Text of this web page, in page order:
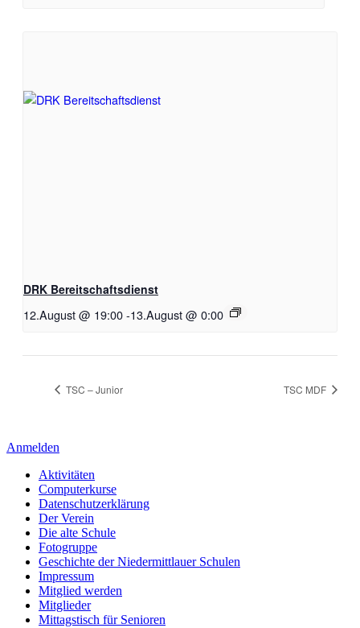
DRK Bereitschaftsdienst
12.August @ 19:00-13.August @ 0:00
TSC – Junior TSC MDF
Anmelden
Aktivitäten
Computerkurse
Datenschutzerklärung
Der Verein
Die alte Schule
Fotogruppe
Geschichte der Niedermittlauer Schulen
Impressum
Mitglied werden
Mitglieder
Mittagstisch für Senioren